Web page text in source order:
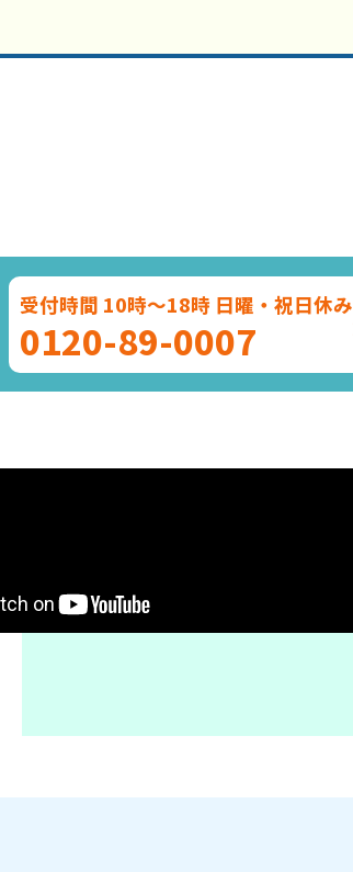
受付時間 10時～18時 日曜・祝日休み
0120-89-0007